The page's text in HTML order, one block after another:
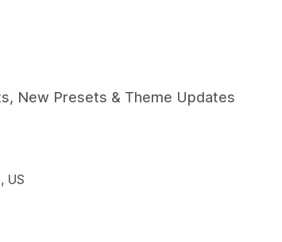
New Presets & Theme Updates
US